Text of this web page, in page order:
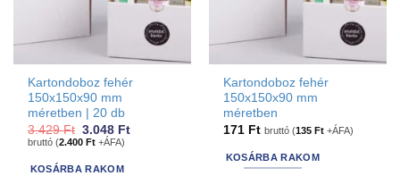
Kartondoboz fehér
150x150x90 mm
méretben | 20 db
3.429Ft Original
price
3.429 Ft.
3.048 FtCurrent
bruttó (2.400Ft +ÁFA)
KOSÁRBA RAKOM
Kartondoboz fehér
150x150x90 mm
méretben
171 Ft bruttó (135Ft +ÁFA)
KOSÁRBA RAKOM